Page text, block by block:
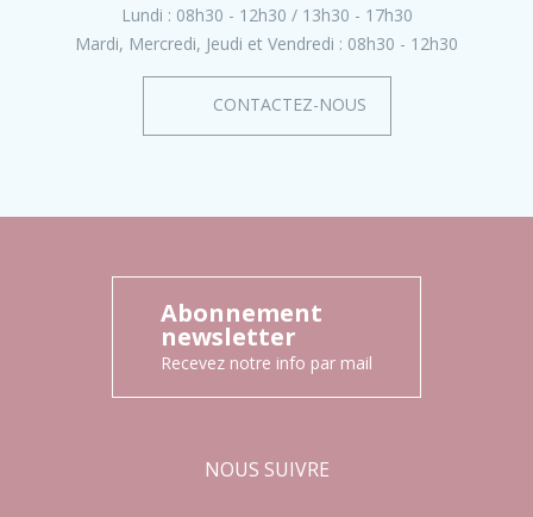
Lundi : 08h30 - 12h30
13h30 - 17h30
Mardi, Mercredi, Jeudi et Vendredi : 08h30 - 12h30
CONTACTEZ-NOUS
Abonnement
newsletter
Recevez notre info par mail
NOUS SUIVRE